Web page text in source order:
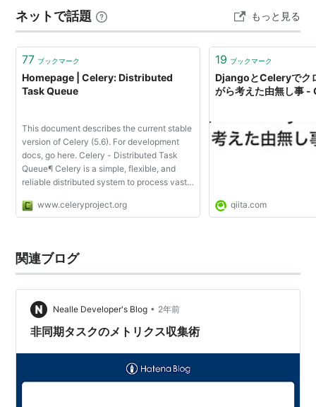
視聴可能
http://www.audioleaf.com/373ce/
のメトリクス収集術」で非同期タスクの状態を確認でき
るようになりました。しかし、障害時にどんなパラメー
タで実行されたのかと…
ネットで話題 もっと見る
77 ブックマーク
Homepage | Celery: Distributed
Task Queue
This document describes the current stable
version of Celery (5.6). For development
docs, go here. Celery - Distributed Task
Queue¶ Celery is a simple, flexible, and
reliable distributed system to process vast
operations with the tools required to
www.celeryproject.org
19 ブックマーク
DjangoとCeleryでク
がら考えた由無し事 -
qiita.com
関連ブログ
Nealle Developer's Blog • 2年前
非同期タスクのメトリクス収集術